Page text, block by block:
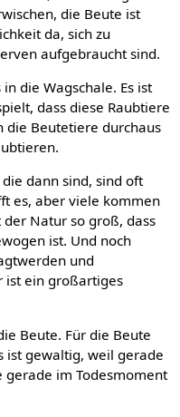
die Beute ist
da, sich zu
aufgebraucht sind.
die Wagschale. Es ist
dass diese Raubtiere
die Beutetiere durchaus
dann sind, sind oft
es, aber viele kommen
Natur so groß, dass
ist. Und noch
und
ist ein großartiges
Beute. Für die Beute
ist gewaltig, weil gerade
im Todesmoment